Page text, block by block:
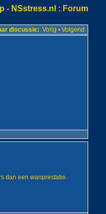
- NSstress.nl : Forum
discussie: Vorig • Volgend
dan een wanprestatie.